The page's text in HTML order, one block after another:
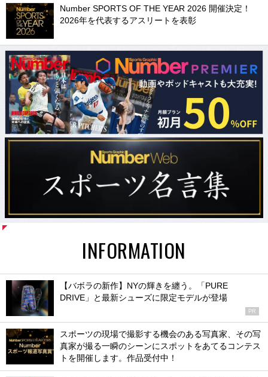
Number SPORTS OF THE YEAR 2026 開催決定！
2026年を代表するアスリートを表彰
INFORMATION
【バボラの新作】NYの輝きを纏う。「PURE
DRIVE」と最新シューズに限定モデルが登場
PR
スポーツの現場で撮影する機会のある写真家、その写
真家が撮る一瞬のシーンにスポットをあてるコンテス
トを開催します。作品受付中！